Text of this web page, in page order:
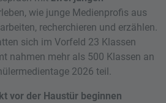
wie junge Medienprofis aus
recherchieren und erzählen.
sich im Vorfeld 23 Klassen
nahmen mehr als 500 Klassen an
2026 teil.
vor der Haustür beginnen